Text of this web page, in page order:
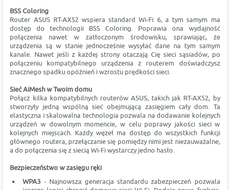
BSS Coloring
Router ASUS RT-AX52 wspiera standard Wi-Fi 6, a tym samym ma
dostęp do technologii BSS Coloring. Poprawia ona wydajność
połączenia nawet w zatłoczonym środowisku, sprawiając, że
urządzenia są w stanie jednocześnie wysyłać dane na tym samym
kanale. Nawet jeśli z każdej strony otaczają Cię sieci sąsiadów, po
połączeniu kompatybilnego urządzenia z routerem doświadczysz
znacznego spadku opóźnień i wzrostu prędkości sieci.
Sieć AiMesh w Twoim domu
Połącz kilka kompatybilnych routerów ASUS, takich jak RT-AX52, by
stworzyły jedną wspólną sieć obejmującą zasięgiem cały dom. Ta
elastyczna i skalowalna technologia pozwala na dodawanie kolejnych
urządzeń w dowolnym momencie, w celu poprawy jakości sieci w
kolejnych miejscach. Każdy węzeł ma dostęp do wszystkich funkcji
głównego routera, przełączanie się pomiędzy nimi jest niezauważalne,
a do połączenia się z siecią Wi-Fi wystarczy jedno hasło.
Bezpieczeństwo w zasięgu ręki
WPA3 - Najnowsza generacja standardu zabezpieczeń pozwala